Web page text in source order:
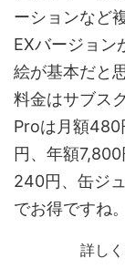
ーションなど
EXバージョン
絵が基本だと
料金はサブス
Proは月額
円、年額
240円、缶ジ
でお得ですね。
詳し